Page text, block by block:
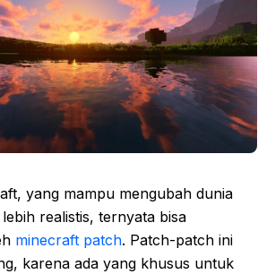
yang mampu mengubah dunia
realistis, ternyata bisa
minecraft patch. Patch-patch ini
karena ada yang khusus untuk